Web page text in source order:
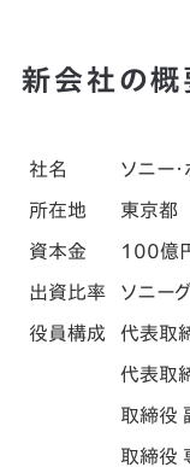
新会社の概
社名 ソニー
所在地 東京都
資本金 100億
出資比率 ソニー
役員構成 代表取
代表取
取締役
取締役